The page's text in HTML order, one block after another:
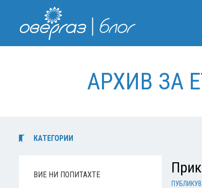
АРХИВ ЗА
КАТЕГОРИИ
ВИЕ НИ ПОПИТАХТЕ